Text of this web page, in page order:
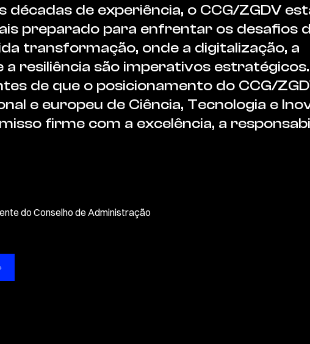
décadas de experiência, o CCG/ZGDV
preparado para enfrentar os desafios
transformação, onde a digitalização, a
resiliência são imperativos estratégicos.
de que o posicionamento do CCG/
e europeu de Ciência, Tecnologia e
firme com a excelência, a
do Conselho de Administração